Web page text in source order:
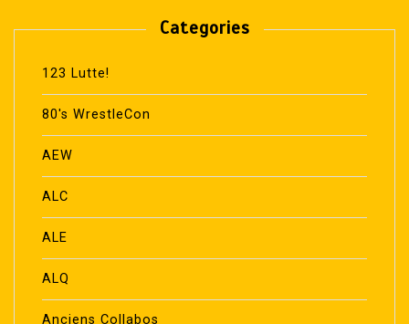
Categories
123 Lutte!
80's WrestleCon
AEW
ALC
ALE
ALQ
Anciens Collabos